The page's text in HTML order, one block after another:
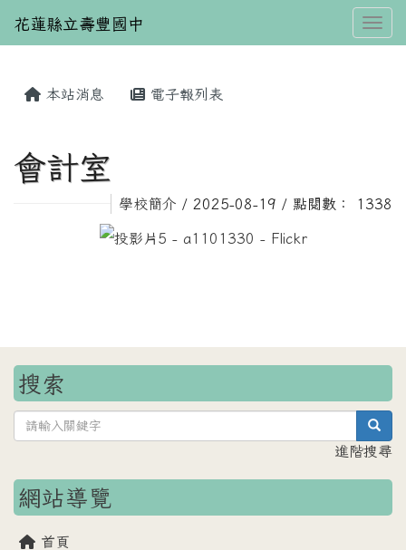
花蓮縣立壽豐國中
本站消息 電子報列表
會計室
學校簡介 / 2025-08-19 / 點閱數： 1338
link to https://
搜索
進階搜尋
網站導覽
首頁